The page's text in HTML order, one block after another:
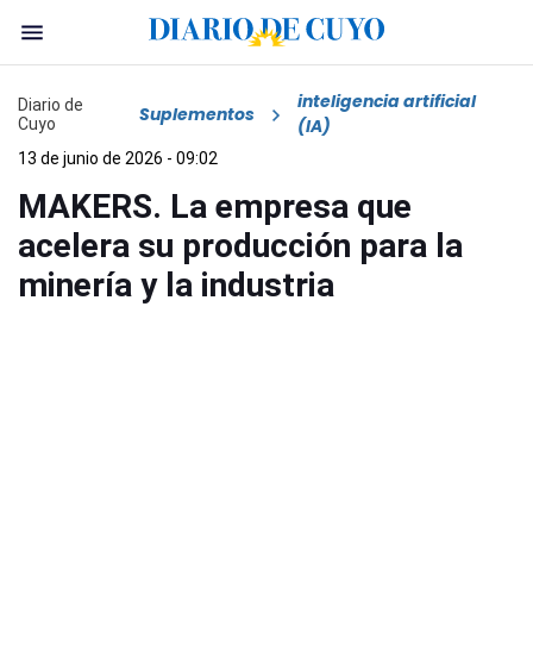
Diario de
Cuyo
Suplementos
inteligencia artificial
(IA)
13 de junio de 2026 - 09:02
MAKERS. La empresa que
acelera su producción para la
minería y la industria